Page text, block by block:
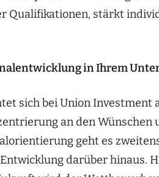
Qualifikationen, stärkt
in Ihrem
sich bei Union Investment
an den
geht es
darüber hinaus.